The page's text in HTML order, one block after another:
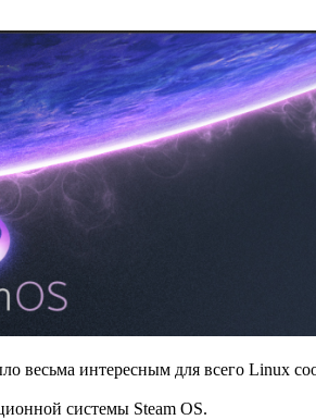
весьма интересным для всего Linux
системы Steam OS.